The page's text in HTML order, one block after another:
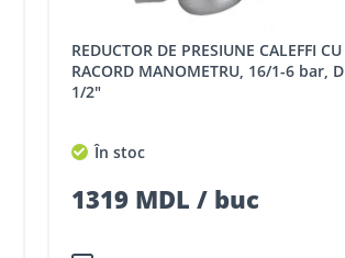
REDUCTOR DE PRESIUNE CALEFFI CU
RACORD MANOMETRU, 16/1-6 bar, D
1/2"
În stoc
1319 MDL / buc